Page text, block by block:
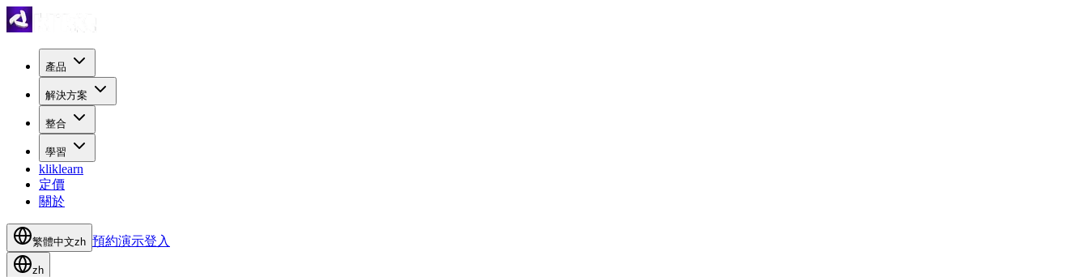
產品
解決方案
整合
學習
kliklearn
定價
關於
繁體中文zh 預約演示登入
zh